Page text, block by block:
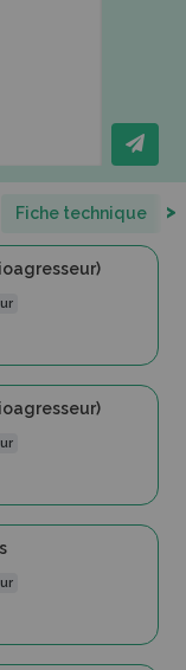
Fiche technique >